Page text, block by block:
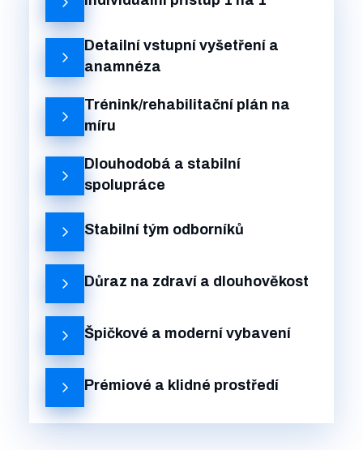
Detailní vstupní vyšetření a
anamnéza
Trénink/rehabilitační plán na
míru
Dlouhodobá a stabilní
spolupráce
Stabilní tým odborníků
Důraz na zdraví a dlouhověkost
Špičkové a moderní vybavení
Prémiové a klidné prostředí